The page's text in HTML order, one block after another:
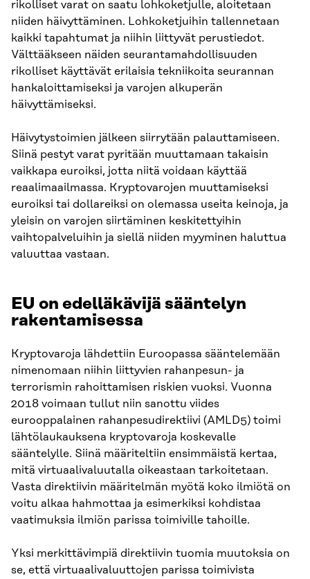
rikolliset varat on saatu lohkoketjulle, aloitetaan
niiden häivyttäminen. Lohkoketjuihin tallennetaan
kaikki tapahtumat ja niihin liittyvät perustiedot.
Välttääkseen näiden seurantamahdollisuuden
rikolliset käyttävät erilaisia tekniikoita seurannan
hankaloittamiseksi ja varojen alkuperän
häivyttämiseksi.
Häivytystoimien jälkeen siirrytään palauttamiseen.
Siinä pestyt varat pyritään muuttamaan takaisin
vaikkapa euroiksi, jotta niitä voidaan käyttää
reaalimaailmassa. Kryptovarojen muuttamiseksi
euroiksi tai dollareiksi on olemassa useita keinoja, ja
yleisin on varojen siirtäminen keskitettyihin
vaihtopalveluihin ja siellä niiden myyminen haluttua
valuuttaa vastaan.
EU on edelläkävijä sääntelyn
rakentamisessa
Kryptovaroja lähdettiin Euroopassa sääntelemään
nimenomaan niihin liittyvien rahanpesun- ja
terrorismin rahoittamisen riskien vuoksi. Vuonna
2018 voimaan tullut niin sanottu viides
eurooppalainen rahanpesudirektiivi (AMLD5) toimi
lähtölaukauksena kryptovaroja koskevalle
sääntelylle. Siinä määriteltiin ensimmäistä kertaa,
mitä virtuaalivaluutalla oikeastaan tarkoitetaan.
Vasta direktiivin määritelmän myötä koko ilmiötä on
voitu alkaa hahmottaa ja esimerkiksi kohdistaa
vaatimuksia ilmiön parissa toimiville tahoille.
Yksi merkittävimpiä direktiivin tuomia muutoksia on
se, että virtuaalivaluuttojen parissa toimivista